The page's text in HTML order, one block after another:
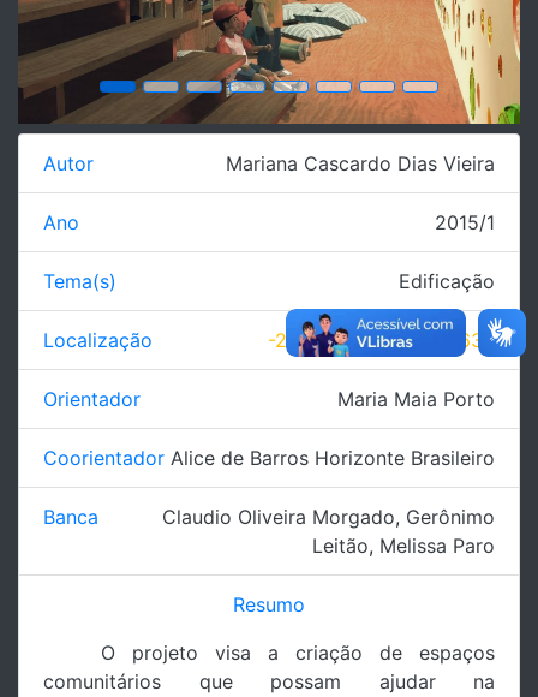
Autor Mariana Cascardo Dias Vieira
Ano 2015/1
Tema(s) Edificação
Localização -22.380633, -44.504634
Orientador Maria Maia Porto
Coorientador Alice de Barros Horizonte Brasileiro
Banca Claudio Oliveira Morgado, Gerônimo
Leitão, Melissa Paro
Resumo
O projeto visa a criação de espaços
comunitários que possam ajudar na